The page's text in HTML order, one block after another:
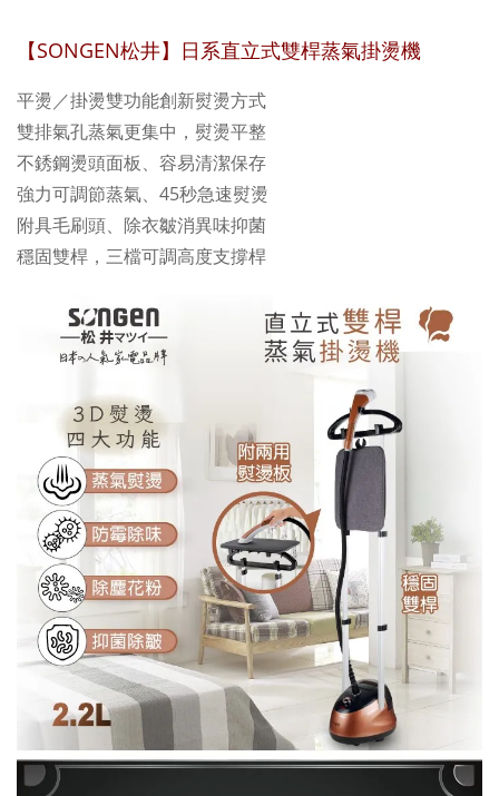
【SONGEN松井】日系直立式雙桿蒸氣掛燙機
平燙／掛燙雙功能創新熨燙方式
雙排氣孔蒸氣更集中，熨燙平整
不銹鋼燙頭面板、容易清潔保存
強力可調節蒸氣、45秒急速熨燙
附具毛刷頭、除衣皺消異味抑菌
穩固雙桿，三檔可調高度支撐桿